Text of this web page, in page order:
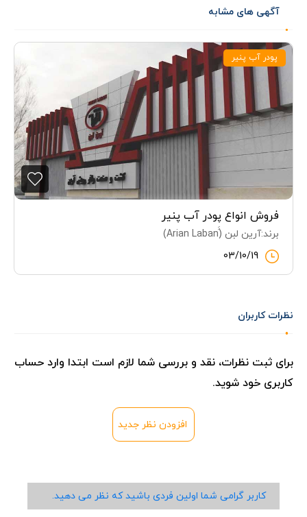
آگهی های مشابه
پودر آب پنیر
فروش انواع پودر آب پنیر
برند:آرین لبن (ََArian Laban)
03/10/19
نظرات کاربران
برای ثبت نظرات، نقد و بررسی شما لازم است ابتدا وارد حساب
کاربری خود شوید.
افزودن نظر جدید
کاربر گرامی شما اولین فردی باشید که نظر می دهید.